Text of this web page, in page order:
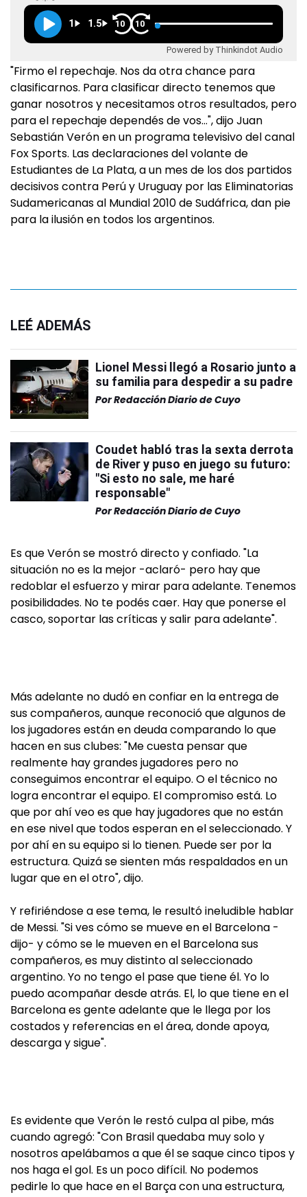
1 1.5 10 10
Powered by Thinkindot Audio
"Firmo el repechaje. Nos da otra chance para
clasificarnos. Para clasificar directo tenemos que
ganar nosotros y necesitamos otros resultados, pero
para el repechaje dependés de vos…", dijo Juan
Sebastián Verón en un programa televisivo del canal
Fox Sports. Las declaraciones del volante de
Estudiantes de La Plata, a un mes de los dos partidos
decisivos contra Perú y Uruguay por las Eliminatorias
Sudamericanas al Mundial 2010 de Sudáfrica, dan pie
para la ilusión en todos los argentinos.
LEÉ ADEMÁS
Lionel Messi llegó a Rosario junto a
su familia para despedir a su padre
PorRedacción Diario de Cuyo
Coudet habló tras la sexta derrota
de River y puso en juego su futuro:
"Si esto no sale, me haré
responsable"
PorRedacción Diario de Cuyo
Es que Verón se mostró directo y confiado. "La
situación no es la mejor -aclaró- pero hay que
redoblar el esfuerzo y mirar para adelante. Tenemos
posibilidades. No te podés caer. Hay que ponerse el
casco, soportar las críticas y salir para adelante".
Más adelante no dudó en confiar en la entrega de
sus compañeros, aunque reconoció que algunos de
los jugadores están en deuda comparando lo que
hacen en sus clubes: "Me cuesta pensar que
realmente hay grandes jugadores pero no
conseguimos encontrar el equipo. O el técnico no
logra encontrar el equipo. El compromiso está. Lo
que por ahí veo es que hay jugadores que no están
en ese nivel que todos esperan en el seleccionado. Y
por ahí en su equipo si lo tienen. Puede ser por la
estructura. Quizá se sienten más respaldados en un
lugar que en el otro", dijo.
Y refiriéndose a ese tema, le resultó ineludible hablar
de Messi. "Si ves cómo se mueve en el Barcelona -
dijo- y cómo se le mueven en el Barcelona sus
compañeros, es muy distinto al seleccionado
argentino. Yo no tengo el pase que tiene él. Yo lo
puedo acompañar desde atrás. El, lo que tiene en el
Barcelona es gente adelante que le llega por los
costados y referencias en el área, donde apoya,
descarga y sigue".
Es evidente que Verón le restó culpa al pibe, más
cuando agregó: "Con Brasil quedaba muy solo y
nosotros apelábamos a que él se saque cinco tipos y
nos haga el gol. Es un poco difícil. No podemos
pedirle lo que hace en el Barça con una estructura,